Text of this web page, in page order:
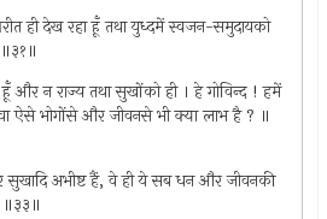
ही देख रहा हूँ तथा युध्दमें स्वजन-समुदायको
और न राज्य तथा सुखोंको ही । हे गोविन्द ! हमें
ऐसे भोगोंसे और जीवनसे भी क्या लाभ है ? ॥
अभीष्ट हैं, वे ही ये सब धन और जीवनकी